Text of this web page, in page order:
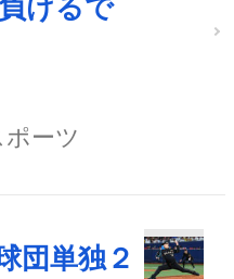
けるで
ポーツ
団単独２